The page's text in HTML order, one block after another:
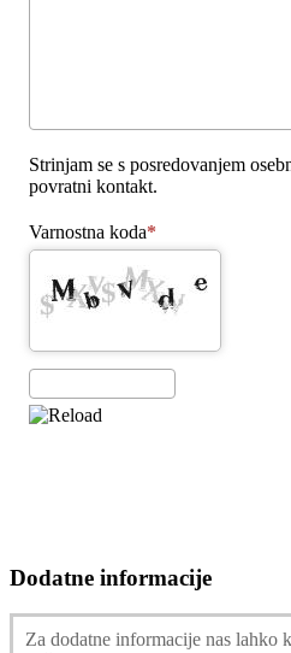
Strinjam se s posredovanjem
povratni kontakt.
Varnostna koda
Dodatne informacije
Za dodatne informacije nas lahko